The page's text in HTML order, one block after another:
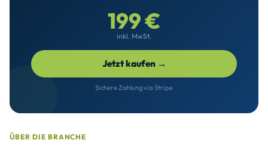
199 €
inkl. MwSt.
Jetzt kaufen →
Sichere Zahlung via Stripe
ÜBER DIE BRANCHE